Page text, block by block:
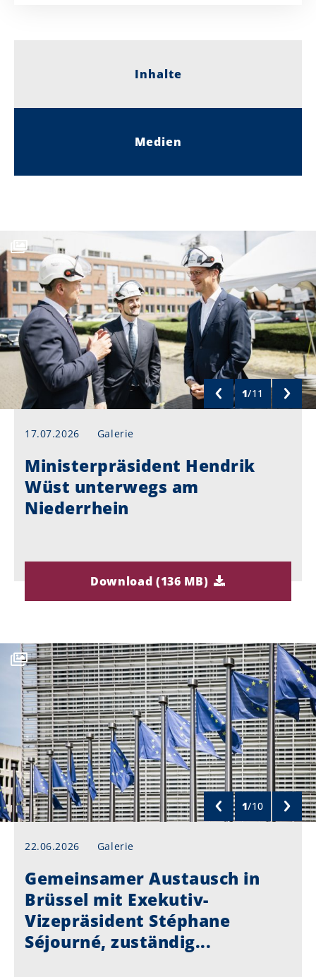
Inhalte
Medien
1/11
17.07.2026 Galerie
Ministerpräsident Hendrik
Wüst unterwegs am
Niederrhein
Download (136 MB)
1/10
22.06.2026 Galerie
Gemeinsamer Austausch in
Brüssel mit Exekutiv-
Vizepräsident Stéphane
Séjourné, zuständig...